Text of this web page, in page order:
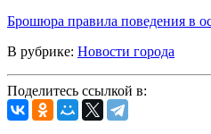
Брошюра правила поведения в
В рубрике: Новости города
Поделитесь ссылкой в: